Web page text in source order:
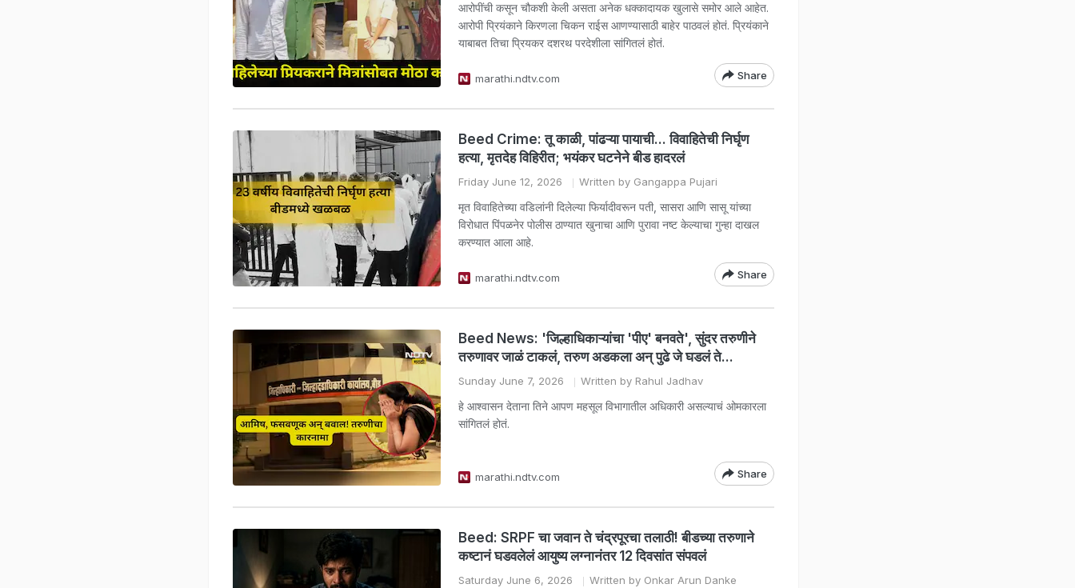
आरोपींची कसून चौकशी केली असता अनेक धक्कादायक खुलासे समोर आले आहेत.
आरोपी प्रियंकाने किरणला चिकन राईस आणण्यासाठी बाहेर पाठवलं होतं. प्रियंकाने
याबाबत तिचा प्रियकर दशरथ परदेशीला सांगितलं होतं.
marathi.ndtv.com Share
Beed Crime: तू काळी, पांढऱ्या पायाची... विवाहितेची निर्घृण
हत्या, मृतदेह विहिरीत; भयंकर घटनेने बीड हादरलं
Friday June 12, 2026 Written by Gangappa Pujari
मृत विवाहितेच्या वडिलांनी दिलेल्या फिर्यादीवरून पती, सासरा आणि सासू यांच्या
विरोधात पिंपळनेर पोलीस ठाण्यात खुनाचा आणि पुरावा नष्ट केल्याचा गुन्हा दाखल
करण्यात आला आहे.
marathi.ndtv.com Share
Beed News: 'जिल्हाधिकाऱ्यांचा 'पीए' बनवते', सुंदर तरुणीने
तरुणावर जाळं टाकलं, तरुण अडकला अन् पुढे जे घडलं ते...
Sunday June 7, 2026 Written by Rahul Jadhav
हे आश्वासन देताना तिने आपण महसूल विभागातील अधिकारी असल्याचं ओमकारला
सांगितलं होतं.
marathi.ndtv.com Share
Beed: SRPF चा जवान ते चंद्रपूरचा तलाठी! बीडच्या तरुणाने
कष्टानं घडवलेलं आयुष्य लग्नानंतर 12 दिवसांत संपवलं
Saturday June 6, 2026 Written by Onkar Arun Danke